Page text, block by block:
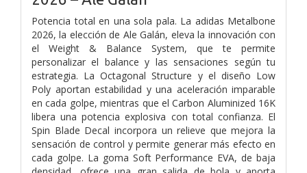
Potencia total en una sola pala. La adidas Metalbone
2026, la elección de Ale Galán, eleva la innovación con
el Weight & Balance System, que te permite
personalizar el balance y las sensaciones según tu
estrategia. La Octagonal Structure y el diseño Low
Poly aportan estabilidad y una aceleración imparable
en cada golpe, mientras que el Carbon Aluminized 16K
libera una potencia explosiva con total confianza. El
Spin Blade Decal incorpora un relieve que mejora la
sensación de control y permite generar más efecto en
cada golpe. La goma Soft Performance EVA, de baja